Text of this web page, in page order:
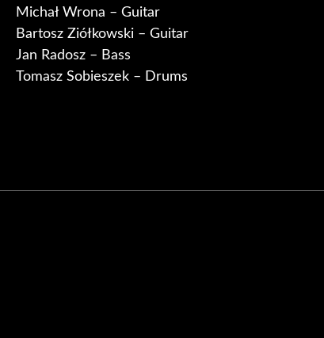
Michał Wrona – Guitar
Bartosz Ziółkowski – Guitar
Jan Radosz – Bass
Tomasz Sobieszek – Drums